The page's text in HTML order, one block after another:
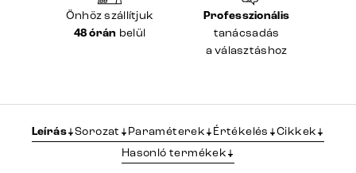
Önhöz szállítjuk
48 órán belül
Professzionális
tanácsadás
a választáshoz
Leírás Sorozat Paraméterek Értékelés
Cikkek
Hasonló termékek